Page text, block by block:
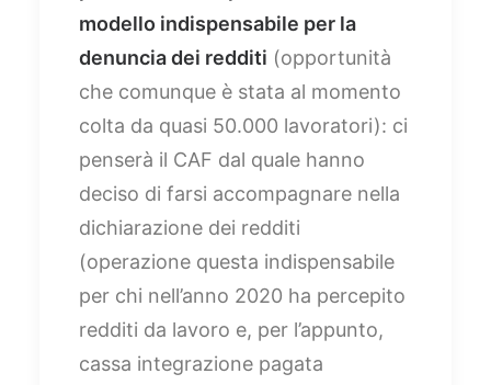
modello indispensabile per la
denuncia dei redditi (opportunità
che comunque è stata al momento
colta da quasi 50.000 lavoratori): ci
penserà il CAF dal quale hanno
deciso di farsi accompagnare nella
dichiarazione dei redditi
(operazione questa indispensabile
per chi nell’anno 2020 ha percepito
redditi da lavoro e, per l’appunto,
cassa integrazione pagata